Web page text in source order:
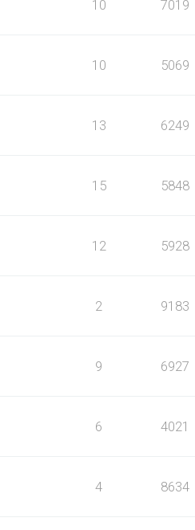
10 7019
10 5069
13 6249
15 5848
12 5928
2 9183
9 6927
6 4021
4 8634